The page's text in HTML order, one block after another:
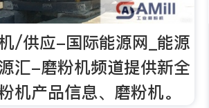
/供应-国际能源网_能源
汇-磨粉机频道提供新全
机产品信息、磨粉机。